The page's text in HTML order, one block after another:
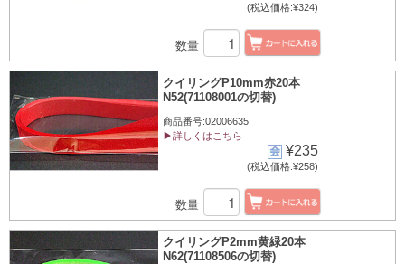
(税込価格:¥324)
数量
クイリングP10mm赤20本
N52(71108001の切替)
商品番号:02006635
▶詳しくはこちら
¥235
(税込価格:¥258)
数量
クイリングP2mm黄緑20本
N62(71108506の切替)